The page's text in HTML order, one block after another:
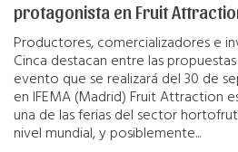
protagonista en Fruit
Productores, comercializadores e
Cinca destacan entre las
evento que se realizará del 30 de
en IFEMA (Madrid) Fruit Attraction
una de las ferias del sector
nivel mundial, y posiblemente...